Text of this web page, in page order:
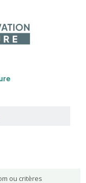
ou critères